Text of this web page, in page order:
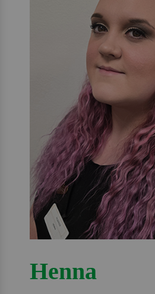
Henna